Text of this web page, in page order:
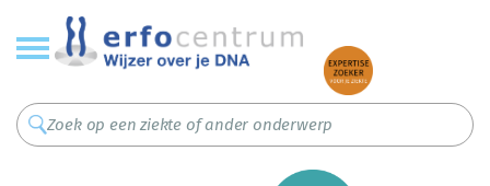
Overslaan
en
naar
inhoud
gaan